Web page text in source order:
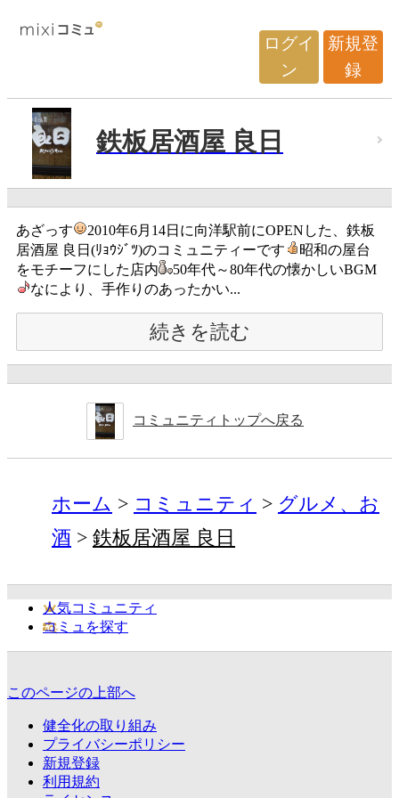
ログイ
ン
新規登
録
鉄板居酒屋 良日
あざっす
2010年6月14日に向洋駅前にOPENした、鉄板
居酒屋 良日(ﾘｮｳｼﾞﾂ)のコミュニティーです
昭和の屋台
をモチーフにした店内
50年代～80年代の懐かしいBGM
なにより、手作りのあったかい...
続きを読む
コミュニティトップへ戻る
ホーム コミュニティ
グルメ、お
酒
鉄板居酒屋 良日
人気コミュニティ
コミュを探す
このページの上部へ
健全化の取り組み
プライバシーポリシー
新規登録
利用規約